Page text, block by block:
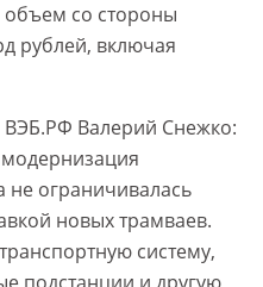
со стороны
рублей, включая
Валерий Снежко:
не ограничивалась
новых трамваев.
систему,